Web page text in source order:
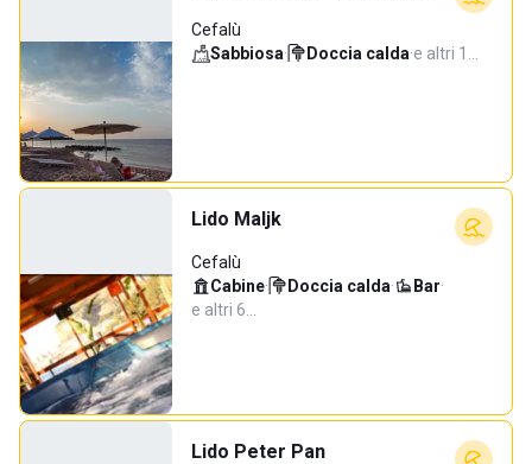
Cefalù
Sabbiosa· Doccia calda·e altri 1…
Lido Maljk
Cefalù
Cabine· Doccia calda· Bar·
e altri 6…
Lido Peter Pan